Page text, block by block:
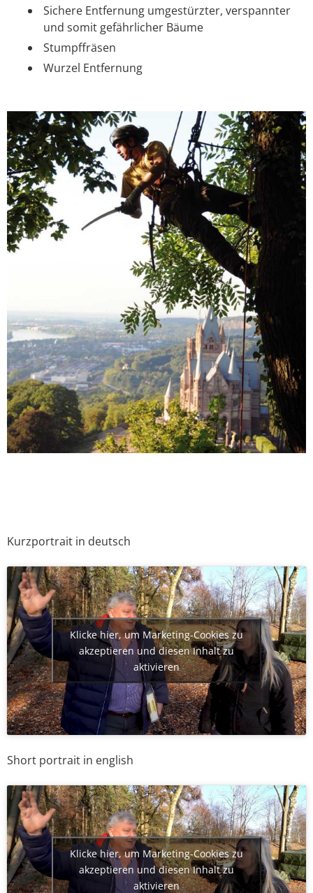
Sichere Entfernung umgestürzter, verspannter
und somit gefährlicher Bäume
Stumpffräsen
Wurzel Entfernung
Kurzportrait in deutsch
Klicke hier, um Marketing-Cookies zu
akzeptieren und diesen Inhalt zu
aktivieren
Short portrait in english
Klicke hier, um Marketing-Cookies zu
akzeptieren und diesen Inhalt zu
aktivieren